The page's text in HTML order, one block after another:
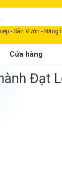
- Sân Vườn -
Cửa hàng
Đạt